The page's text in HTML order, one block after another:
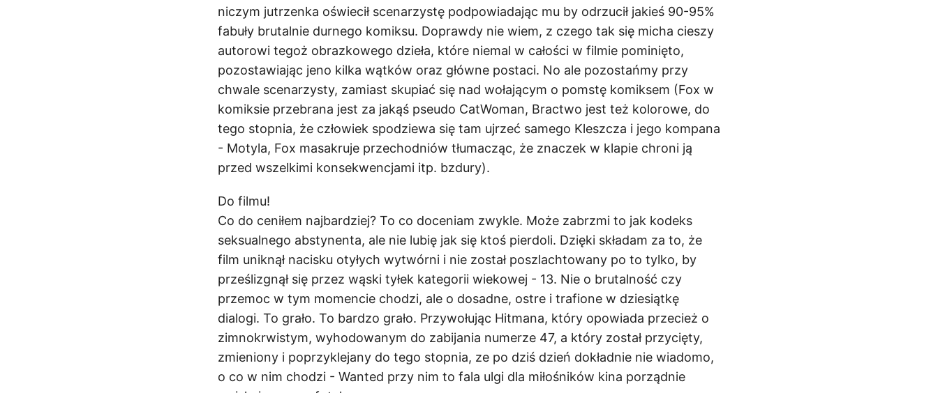
niczym jutrzenka oświecił scenarzystę podpowiadając mu by odrzucił jakieś 90-95%
fabuły brutalnie durnego komiksu. Doprawdy nie wiem, z czego tak się micha cieszy
autorowi tegoż obrazkowego dzieła, które niemal w całości w filmie pominięto,
pozostawiając jeno kilka wątków oraz główne postaci. No ale pozostańmy przy
chwale scenarzysty, zamiast skupiać się nad wołającym o pomstę komiksem (Fox w
komiksie przebrana jest za jakąś pseudo CatWoman, Bractwo jest też kolorowe, do
tego stopnia, że człowiek spodziewa się tam ujrzeć samego Kleszcza i jego kompana
- Motyla, Fox masakruje przechodniów tłumacząc, że znaczek w klapie chroni ją
przed wszelkimi konsekwencjami itp. bzdury).
Do filmu!
Co do ceniłem najbardziej? To co doceniam zwykle. Może zabrzmi to jak kodeks
seksualnego abstynenta, ale nie lubię jak się ktoś pierdoli. Dzięki składam za to, że
film uniknął nacisku otyłych wytwórni i nie został poszlachtowany po to tylko, by
prześlizgnął się przez wąski tyłek kategorii wiekowej - 13. Nie o brutalność czy
przemoc w tym momencie chodzi, ale o dosadne, ostre i trafione w dziesiątkę
dialogi. To grało. To bardzo grało. Przywołując Hitmana, który opowiada przecież o
zimnokrwistym, wyhodowanym do zabijania numerze 47, a który został przycięty,
zmieniony i poprzyklejany do tego stopnia, ze po dziś dzień dokładnie nie wiadomo,
o co w nim chodzi - Wanted przy nim to fala ulgi dla miłośników kina porządnie